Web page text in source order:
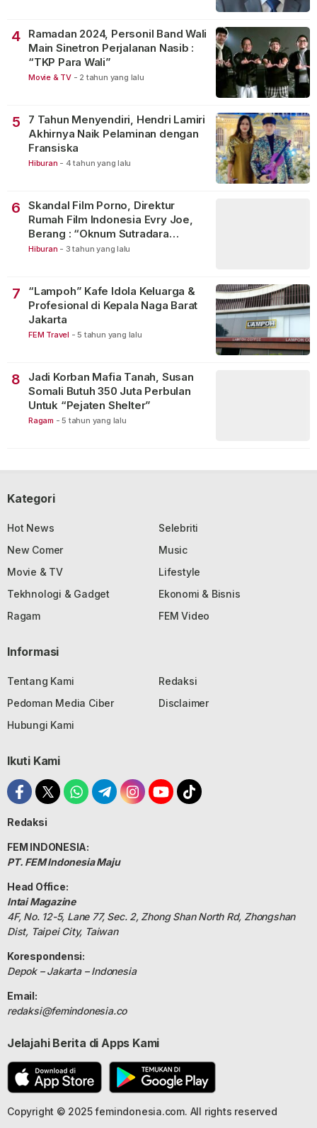
4
Ramadan 2024, Personil Band Wali
Main Sinetron Perjalanan Nasib :
“TKP Para Wali”
Movie & TV - 2 tahun yang lalu
5
7 Tahun Menyendiri, Hendri Lamiri
Akhirnya Naik Pelaminan dengan
Fransiska
Hiburan - 4 tahun yang lalu
6
Skandal Film Porno, Direktur
Rumah Film Indonesia Evry Joe,
Berang : “Oknum Sutradara
Merusak Perfilman Indonesia”!
Hiburan - 3 tahun yang lalu
7
“Lampoh” Kafe Idola Keluarga &
Profesional di Kepala Naga Barat
Jakarta
FEM Travel - 5 tahun yang lalu
8
Jadi Korban Mafia Tanah, Susan
Somali Butuh 350 Juta Perbulan
Untuk “Pejaten Shelter”
Ragam - 5 tahun yang lalu
Kategori
Hot News
Selebriti
New Comer
Music
Movie & TV
Lifestyle
Tekhnologi & Gadget
Ekonomi & Bisnis
Ragam
FEM Video
Informasi
Tentang Kami
Redaksi
Pedoman Media Ciber
Disclaimer
Hubungi Kami
Ikuti Kami
Redaksi
FEM INDONESIA:
PT. FEM Indonesia Maju
Head Office:
Intai Magazine
4F, No. 12-5, Lane 77, Sec. 2, Zhong Shan North Rd, Zhongshan
Dist, Taipei City, Taiwan
Korespondensi:
Depok – Jakarta – Indonesia
Email:
redaksi@femindonesia.co
Jelajahi Berita di Apps Kami
Copyright © 2025 femindonesia.com. All rights reserved